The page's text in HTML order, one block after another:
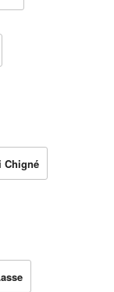
Chigné